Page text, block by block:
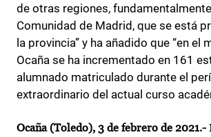
de otras regiones,
Comunidad de Madrid, que se está
la provincia” y ha añadido que “en el
Ocaña se ha incrementado en 161
alumnado matriculado durante el
extraordinario del actual curso
Ocaña (Toledo), 3 de febrero de 2021.-